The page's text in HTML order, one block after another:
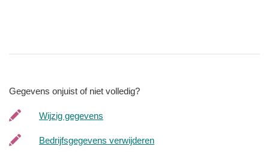
Gegevens onjuist of niet volledig?
Wijzig gegevens
Bedrijfsgegevens verwijderen